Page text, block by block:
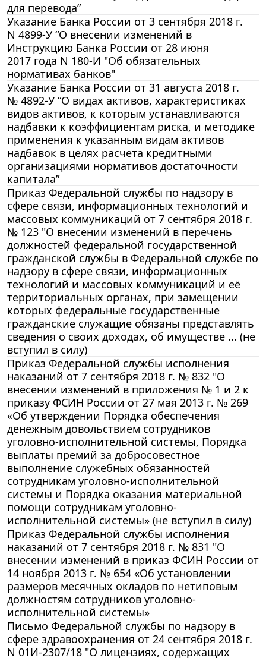
для перевода”
Указание Банка России от 3 сентября 2018 г.
N 4899-У “О внесении изменений в
Инструкцию Банка России от 28 июня
2017 года N 180-И "Об обязательных
нормативах банков"
Указание Банка России от 31 августа 2018 г.
№ 4892-У “О видах активов, характеристиках
видов активов, к которым устанавливаются
надбавки к коэффициентам риска, и методике
применения к указанным видам активов
надбавок в целях расчета кредитными
организациями нормативов достаточности
капитала”
Приказ Федеральной службы по надзору в
сфере связи, информационных технологий и
массовых коммуникаций от 7 сентября 2018 г.
№ 123 "О внесении изменений в перечень
должностей федеральной государственной
гражданской службы в Федеральной службе по
надзору в сфере связи, информационных
технологий и массовых коммуникаций и её
территориальных органах, при замещении
которых федеральные государственные
гражданские служащие обязаны представлять
сведения о своих доходах, об имуществе ... (не
вступил в силу)
Приказ Федеральной службы исполнения
наказаний от 7 сентября 2018 г. № 832 "О
внесении изменений в приложения № 1 и 2 к
приказу ФСИН России от 27 мая 2013 г. № 269
«Об утверждении Порядка обеспечения
денежным довольствием сотрудников
уголовно-исполнительной системы, Порядка
выплаты премий за добросовестное
выполнение служебных обязанностей
сотрудникам уголовно-исполнительной
системы и Порядка оказания материальной
помощи сотрудникам уголовно-
исполнительной системы» (не вступил в силу)
Приказ Федеральной службы исполнения
наказаний от 7 сентября 2018 г. № 831 "О
внесении изменений в приказ ФСИН России от
14 ноября 2013 г. № 654 «Об установлении
размеров месячных окладов по нетиповым
должностям сотрудников уголовно-
исполнительной системы»
Письмо Федеральной службы по надзору в
сфере здравоохранения от 24 сентября 2018 г.
N 01И-2307/18 "О лицензиях, содержащих